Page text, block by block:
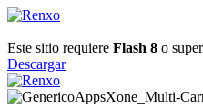
Este sitio requiere Flash 8 o
Descargar